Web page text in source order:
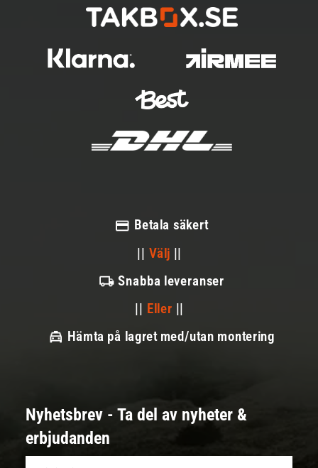
Betala säkert
|| Välj ||
Snabba leveranser
|| Eller ||
Hämta på lagret med/utan montering
Nyhetsbrev - Ta del av nyheter &
erbjudanden